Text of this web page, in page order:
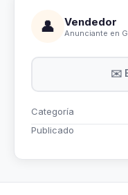
👤 Vendedor
Anunciante en
✉️
Categoría
Publicado